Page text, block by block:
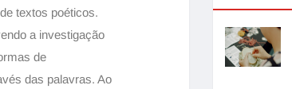
textos poéticos.
a investigação
de
das palavras. Ao